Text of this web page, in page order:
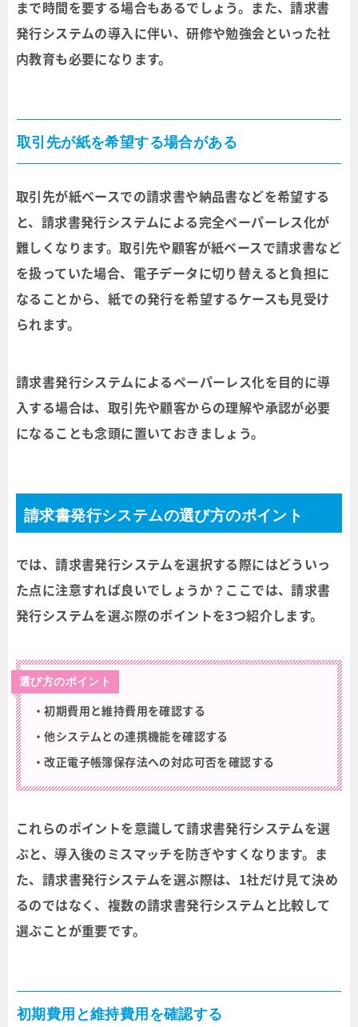
まで時間を要する場合もあるでしょう。また、請求書
発行システムの導入に伴い、研修や勉強会といった社
内教育も必要になります。
取引先が紙を希望する場合がある
取引先が紙ベースでの請求書や納品書などを希望する
と、請求書発行システムによる完全ペーパーレス化が
難しくなります。取引先や顧客が紙ベースで請求書など
を扱っていた場合、電子データに切り替えると負担に
なることから、紙での発行を希望するケースも見受け
られます。
請求書発行システムによるペーパーレス化を目的に導
入する場合は、取引先や顧客からの理解や承認が必要
になることも念頭に置いておきましょう。
請求書発行システムの選び方のポイント
では、請求書発行システムを選択する際にはどういっ
た点に注意すれば良いでしょうか？ここでは、請求書
発行システムを選ぶ際のポイントを3つ紹介します。
選び方のポイント
・初期費用と維持費用を確認する
・他システムとの連携機能を確認する
・改正電子帳簿保存法への対応可否を確認する
これらのポイントを意識して請求書発行システムを選
ぶと、導入後のミスマッチを防ぎやすくなります。ま
た、請求書発行システムを選ぶ際は、1社だけ見て決め
るのではなく、複数の請求書発行システムと比較して
選ぶことが重要です。
初期費用と維持費用を確認する